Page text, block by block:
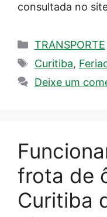
consultada no
Categorias
TRANSPORTE
Tags
Curitiba,
Deixe um
frota de
Curitiba